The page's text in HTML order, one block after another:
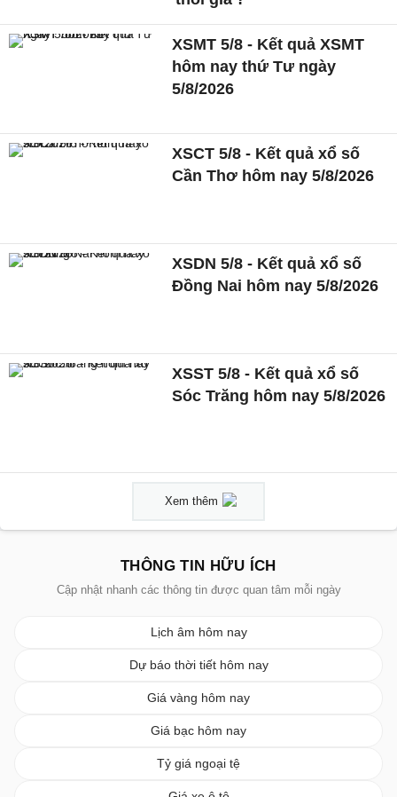
XSMT 5/8 - Kết quả XSMT
hôm nay thứ Tư ngày
5/8/2026
XSCT 5/8 - Kết quả xổ số
Cần Thơ hôm nay 5/8/2026
XSDN 5/8 - Kết quả xổ số
Đồng Nai hôm nay 5/8/2026
XSST 5/8 - Kết quả xổ số
Sóc Trăng hôm nay 5/8/2026
Xem thêm
THÔNG TIN HỮU ÍCH
Cập nhật nhanh các thông tin được quan tâm mỗi ngày
Lịch âm hôm nay
Dự báo thời tiết hôm nay
Giá vàng hôm nay
Giá bạc hôm nay
Tỷ giá ngoại tệ